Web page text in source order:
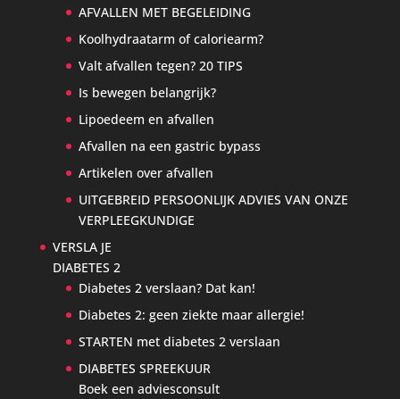
AFVALLEN MET BEGELEIDING
Koolhydraatarm of caloriearm?
Valt afvallen tegen? 20 TIPS
Is bewegen belangrijk?
Lipoedeem en afvallen
Afvallen na een gastric bypass
Artikelen over afvallen
UITGEBREID PERSOONLIJK ADVIES VAN ONZE
VERPLEEGKUNDIGE
VERSLA JE
DIABETES 2
Diabetes 2 verslaan? Dat kan!
Diabetes 2: geen ziekte maar allergie!
STARTEN met diabetes 2 verslaan
DIABETES SPREEKUUR
Boek een adviesconsult